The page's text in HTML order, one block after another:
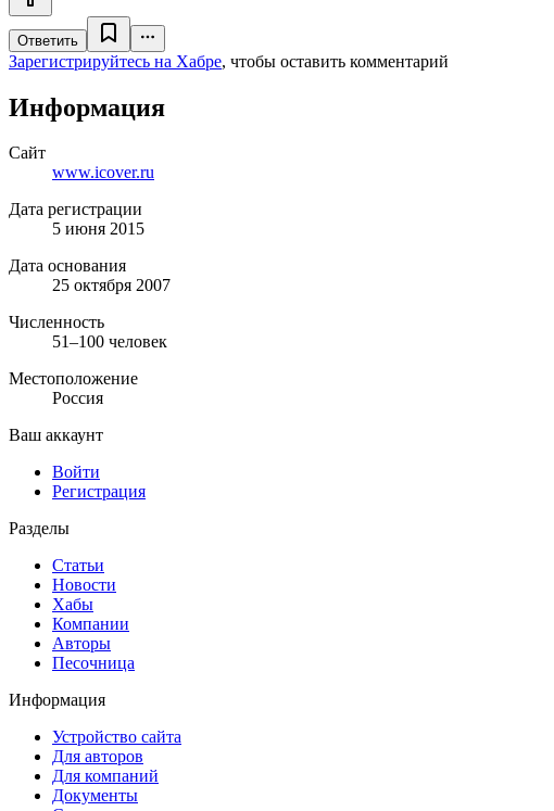
Ответить
Зарегистрируйтесь на Хабре, чтобы оставить комментарий
Информация
Сайт
www.icover.ru
Дата регистрации
5 июня 2015
Дата основания
25 октября 2007
Численность
51–100 человек
Местоположение
Россия
Ваш аккаунт
Войти
Регистрация
Разделы
Статьи
Новости
Хабы
Компании
Авторы
Песочница
Информация
Устройство сайта
Для авторов
Для компаний
Документы